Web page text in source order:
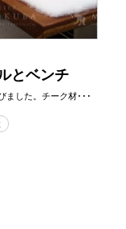
とベンチ
ました。チーク材･･･